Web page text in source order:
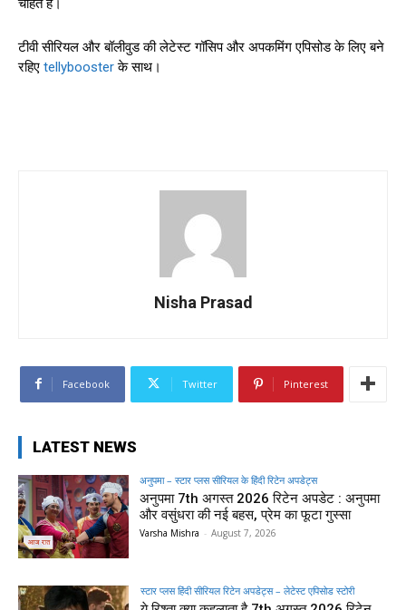
चाहते हैं।
टीवी सीरियल और बॉलीवुड की लेटेस्ट गॉसिप और अपकमिंग एपिसोड के लिए बने
रहिए tellyboosterके साथ।
Nisha Prasad
Facebook Twitter Pinterest
LATEST NEWS
अनुपमा – स्टार प्लस सीरियल के हिंदी रिटेन अपडेट्स
अनुपमा 7th अगस्त 2026 रिटेन अपडेट : अनुपमा
और वसुंधरा की नई बहस, प्रेम का फूटा गुस्सा
Varsha Mishra - August 7, 2026
स्टार प्लस हिंदी सीरियल रिटेन अपडेट्स – लेटेस्ट एपिसोड स्टोरी